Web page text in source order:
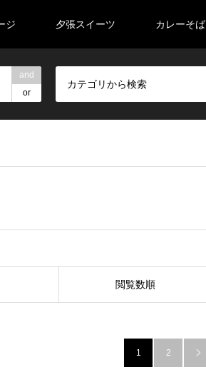
ジ 夕張スイーツ カレーそば
and
or
カテゴリから検索
閲覧数順
1 2 